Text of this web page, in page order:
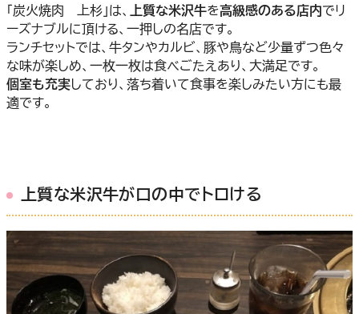
「炭火焼肉 上杉」は、 上質な米沢牛を高級感のある店内でリ
ーズナブルに頂ける、一押しの名店です。
ランチセットでは、牛タンやカルビ、豚や鳥など少量ずつ色々
な味が楽しめ、一枚一枚は食べごたえあり、大満足です。
個室も充実しており、落ち着いて食事を楽しみたい方にも最
適です。
上質な米沢牛が口の中でトロける